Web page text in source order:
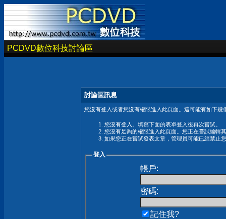
PCDVD數位科技討論區
討論區訊息
您沒有登入或者您沒有權限進入此頁面。這可能有如下幾
您沒有登入。填寫下面的表單登入後再次嘗試。
您沒有足夠的權限進入此頁面。您正在嘗試編輯
如果您正在嘗試發表文章，管理員可能已經禁止
登入
帳戶:
密碼:
記住我?